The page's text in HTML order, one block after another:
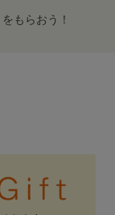
もらおう！